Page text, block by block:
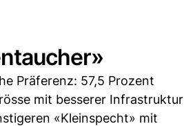
Präferenz: 57,5 Prozent
mit besserer Infrastruktur
«Kleinspecht» mit